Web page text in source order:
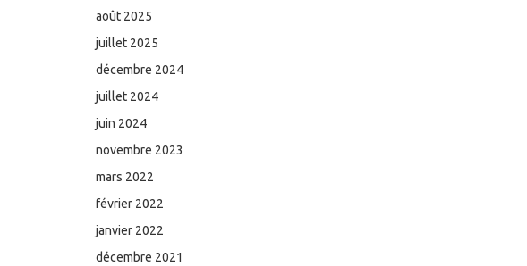
août 2025
juillet 2025
décembre 2024
juillet 2024
juin 2024
novembre 2023
mars 2022
février 2022
janvier 2022
décembre 2021